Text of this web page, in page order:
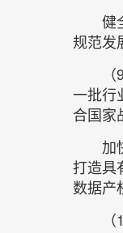
健
规范发
一批行
合国家
加
打造具
数据产